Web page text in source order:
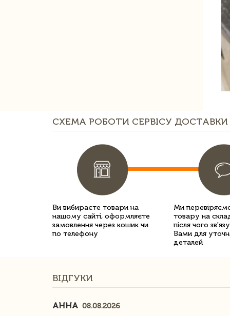
СХЕМА РОБОТИ СЕРВІСУ ДОСТАВКИ
Ви вибираєте товари на
нашому сайті, оформляєте
замовлення через кошик чи
по телефону
Ми
товару на
після чого
Вами для
деталей
ВІДГУКИ
АННА 08.08.2026